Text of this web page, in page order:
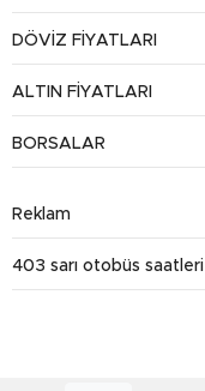
DÖVİZ FİYATLARI
ALTIN FİYATLARI
BORSALAR
Reklam
403 sarı otobüs saatleri